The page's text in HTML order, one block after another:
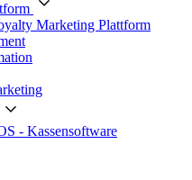
Marketing Plattform
- Kassensoftware